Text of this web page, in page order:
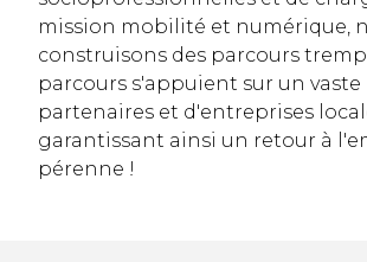
mission mobilité et numérique,
construisons des parcours
parcours s'appuient sur un vaste
partenaires et d'entreprises
garantissant ainsi un retour à
pérenne !